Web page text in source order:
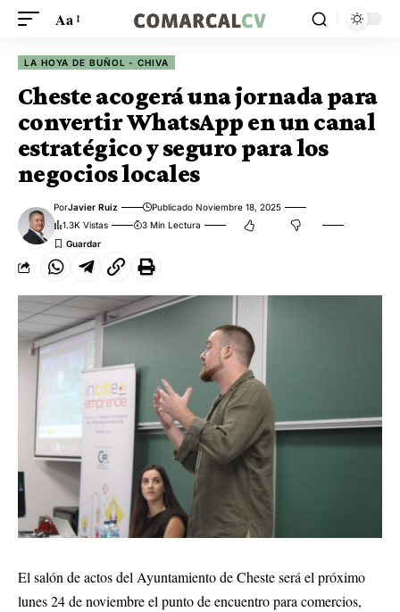
Aa
LA HOYA DE BUÑOL - CHIVA
Cheste acogerá una jornada para
convertir WhatsApp en un canal
estratégico y seguro para los
negocios locales
PorJavier Ruiz
Publicado Noviembre 18, 2025
1.3K Vistas
3 Min Lectura
El salón de actos del Ayuntamiento de Cheste será el próximo
lunes 24 de noviembre el punto de encuentro para comercios,